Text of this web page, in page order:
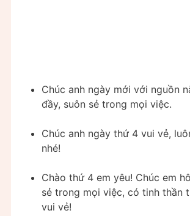
Chúc anh ngày mới với nguồn
đầy, suôn sẻ trong mọi việc.
Chúc anh ngày thứ 4 vui vẻ,
nhé!
Chào thứ 4 em yêu! Chúc em
sẻ trong mọi việc, có tinh thần
vui vẻ!